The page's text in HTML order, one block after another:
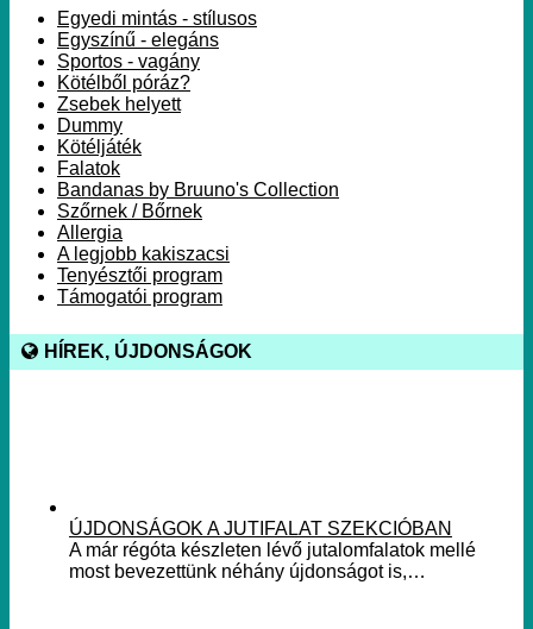
Egyedi mintás - stílusos
Egyszínű - elegáns
Sportos - vagány
Kötélből póráz?
Zsebek helyett
Dummy
Kötéljáték
Falatok
Bandanas by Bruuno's Collection
Szőrnek / Bőrnek
Allergia
A legjobb kakiszacsi
Tenyésztői program
Támogatói program
HÍREK, ÚJDONSÁGOK
ÚJDONSÁGOK A JUTIFALAT SZEKCIÓBAN
A már régóta készleten lévő jutalomfalatok mellé
most bevezettünk néhány újdonságot is,…